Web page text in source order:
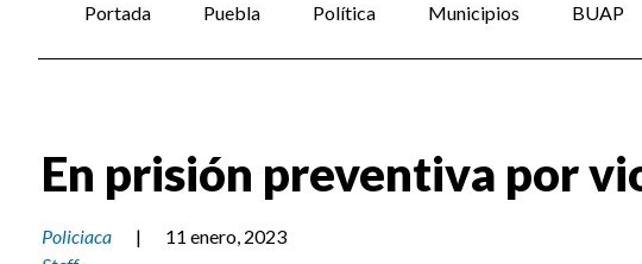
Portada Puebla Política Municipios BUAP
En prisión preventiva por
Policiaca |
11 enero, 2023